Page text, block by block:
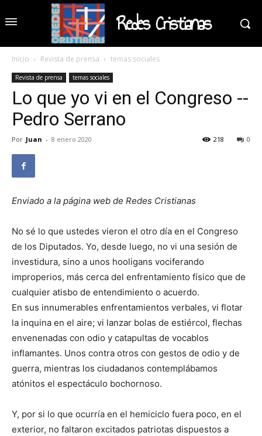
Redes Cristianas
Inicio Revista de prensa temas sociales
Revista de prensa temas sociales
Lo que yo vi en el Congreso --
Pedro Serrano
Por Juan - 8 enero 2020 0
218
Enviado a la página web de Redes Cristianas
No sé lo que ustedes vieron el otro día en el Congreso
de los Diputados. Yo, desde luego, no vi una sesión de
investidura, sino a unos hooligans vociferando
improperios, más cerca del enfrentamiento físico que de
cualquier atisbo de entendimiento o acuerdo.
En sus innumerables enfrentamientos verbales, vi flotar
la inquina en el aire; vi lanzar bolas de estiércol, flechas
envenenadas con odio y catapultas de vocablos
inflamantes. Unos contra otros con gestos de odio y de
guerra, mientras los ciudadanos contemplábamos
atónitos el espectáculo bochornoso.
Y, por si lo que ocurría en el hemiciclo fuera poco, en el
exterior, no faltaron excitados patriotas dispuestos a